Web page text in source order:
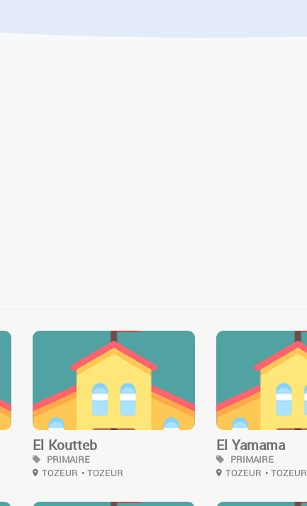
El Koutteb
PRIMAIRE
TOZEUR • TOZEUR
El Yamama
PRIMAIRE
TOZEUR • TOZEUR